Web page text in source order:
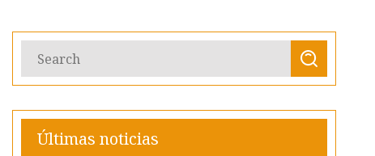
Últimas noticias